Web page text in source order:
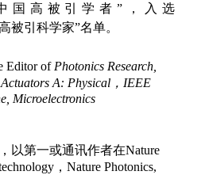
中国高被引学者”，入选
被引科学家”名单。
Editor of Photonics Research,
A: Physical， IEEE
Microelectronics
以第一或通讯作者在Nature
，Nature Photonics,